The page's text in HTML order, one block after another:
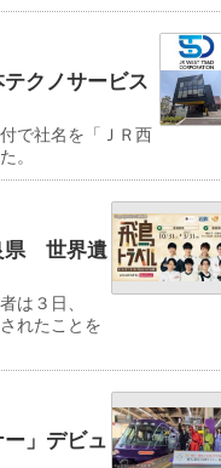
クノサービス
で社名を「ＪＲ西
。
県 世界遺
は３日、
れたことを
」デビュ